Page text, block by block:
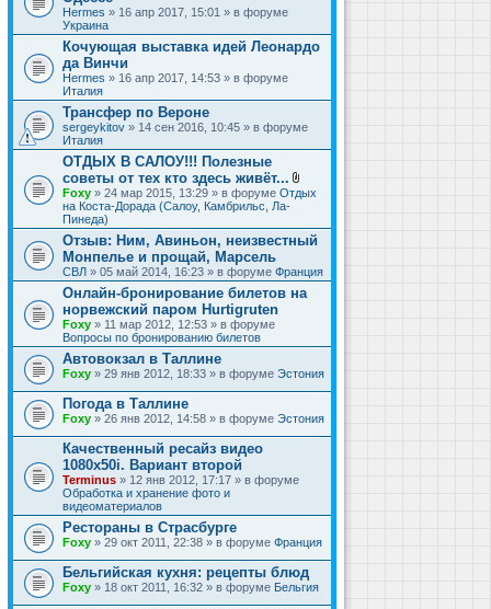
Hermes » 16 апр 2017, 15:01 » в форуме
Украина
Кочующая выставка идей Леонардо
да Винчи
Hermes » 16 апр 2017, 14:53 » в форуме
Италия
Трансфер по Вероне
sergeykitov » 14 сен 2016, 10:45 » в форуме
Италия
ОТДЫХ В САЛОУ!!! Полезные
советы от тех кто здесь живёт...
В
л
ж
е
и
я
Foxy » 24 мар 2015, 13:29 » в форуме Отдых
на Коста-Дорада (Салоу, Камбрильс, Ла-
Пинеда)
Отзыв: Ним, Авиньон, неизвестный
Монпелье и прощай, Марсель
СВЛ » 05 май 2014, 16:23 » в форуме Франция
Онлайн-бронирование билетов на
норвежский паром Hurtigruten
Foxy » 11 мар 2012, 12:53 » в форуме
Вопросы по бронированию билетов
Автовокзал в Таллине
Foxy » 29 янв 2012, 18:33 » в форуме Эстония
Погода в Таллине
Foxy » 26 янв 2012, 14:58 » в форуме Эстония
Качественный ресайз видео
1080x50i. Вариант второй
Terminus » 12 янв 2012, 17:17 » в форуме
Обработка и хранение фото и
видеоматериалов
Рестораны в Страсбурге
Foxy » 29 окт 2011, 22:38 » в форуме Франция
Бельгийская кухня: рецепты блюд
Foxy » 18 окт 2011, 16:32 » в форуме Бельгия